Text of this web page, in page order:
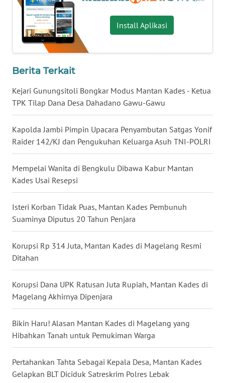
Install Aplikasi
Berita Terkait
Kejari Gunungsitoli Bongkar Modus Mantan Kades - Ketua
TPK Tilap Dana Desa Dahadano Gawu-Gawu
Kapolda Jambi Pimpin Upacara Penyambutan Satgas Yonif
Raider 142/KJ dan Pengukuhan Keluarga Asuh TNI-POLRI
Mempelai Wanita di Bengkulu Dibawa Kabur Mantan
Kades Usai Resepsi
Isteri Korban Tidak Puas, Mantan Kades Pembunuh
Suaminya Diputus 20 Tahun Penjara
Korupsi Rp 314 Juta, Mantan Kades di Magelang Resmi
Ditahan
Korupsi Dana UPK Ratusan Juta Rupiah, Mantan Kades di
Magelang Akhirnya Dipenjara
Bikin Haru! Alasan Mantan Kades di Magelang yang
Hibahkan Tanah untuk Pemukiman Warga
Pertahankan Tahta Sebagai Kepala Desa, Mantan Kades
Gelapkan BLT Diciduk Satreskrim Polres Lebak
WN
JATENG
WN
NUSANTARA
WN
JOGJA
WN
WN
WN
KALBAR
WN
KALTENG
WN
KALTARA
WN
KALSEL
WN
KALTIM